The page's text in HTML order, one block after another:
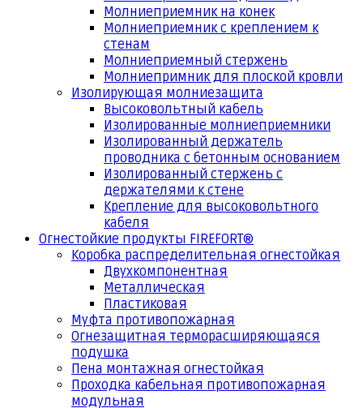
Молниеприемник на конек
Молниеприемник с креплением к
стенам
Молниеприемный стержень
Молниепримник для плоской кровли
Изолирующая молниезащита
Высоковольтный кабель
Изолированные молниеприемники
Изолированный держатель
проводника с бетонным основанием
Изолированный стержень с
держателями к стене
Крепление для высоковольтного
кабеля
Огнестойкие продукты FIREFORT®
Коробка распределительная огнестойкая
Двухкомпонентная
Металлическая
Пластиковая
Муфта противопожарная
Огнезащитная терморасширяющаяся
подушка
Пена монтажная огнестойкая
Проходка кабельная противопожарная
модульная